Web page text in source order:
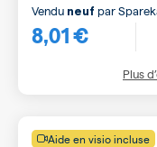
8,01 €
Vendu neuf par
Plus
Aide en visio incluse